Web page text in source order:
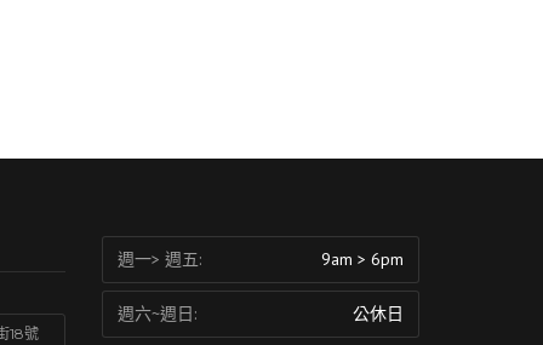
18號
週一> 週五: 9am > 6pm
週六~週日: 公休日